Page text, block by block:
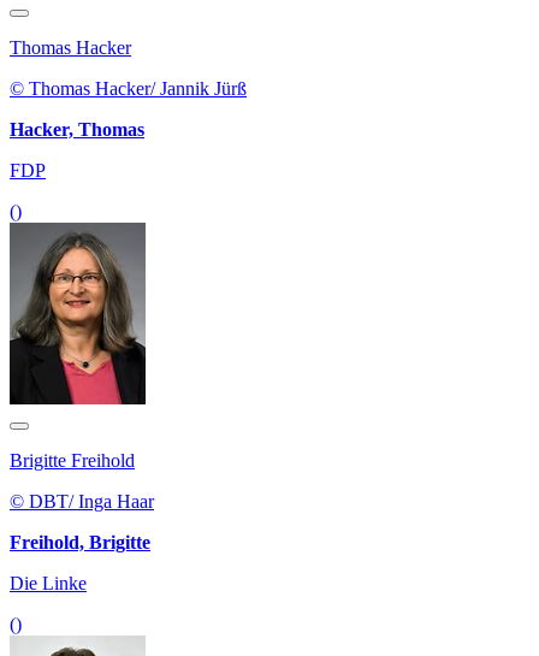
Thomas Hacker
© Thomas Hacker/ Jannik Jürß
Hacker, Thomas
FDP
()
Brigitte Freihold
© DBT/ Inga Haar
Freihold, Brigitte
Die Linke
()